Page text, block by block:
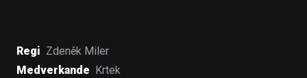
Regi Zdeněk Miler
Medverkande Krtek